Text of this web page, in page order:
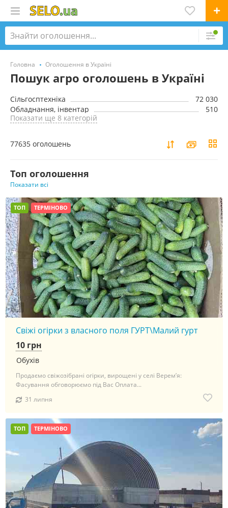
Головна Оголошення в Україні
Пошук агро оголошень в Україні
Сільгосптехніка
72 030
Обладнання, інвентар
510
Показати ще 8 категорій
77635 оголошень
Toп оголошення
Показати всі
ТОП ТЕРМІНОВО
4
Свіжі огірки з власного поля ГУРТ\Малий гурт
Обухів
10 грн
Продаємо свіжозібрані огірки, вирощені у селі Верем’я:
Фасування обговорюємо під Вас Оплата...
31 липня
ТОП ТЕРМІНОВО